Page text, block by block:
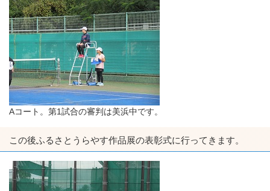
Aコート。第1試合の審判は美浜中です。
この後ふるさとうらやす作品展の表彰式に行ってきます。